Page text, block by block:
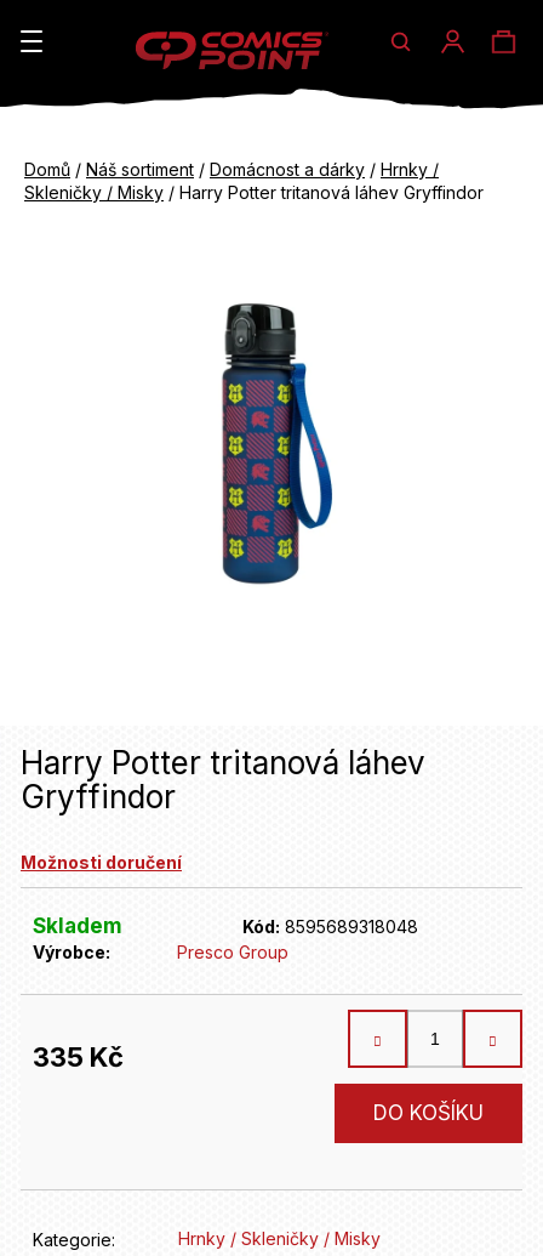
Hledat
Domů / Náš sortiment / Domácnost a dárky / Hrnky /
Skleničky / Misky / Harry Potter tritanová láhev Gryffindor
Harry Potter tritanová láhev
Gryffindor
Možnosti doručení
Skladem Kód: 8595689318048
Výrobce:
Presco Group
335 Kč
DO KOŠÍKU
Kategorie:
Hrnky / Skleničky / Misky
K
do
do
n
a
í
?
r
č